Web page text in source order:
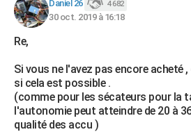
Daniel 26 4 682
30 oct. 2019 à 16:18
Re,
Si vous ne l'avez pas encore acheté
si cela est possible .
(comme pour les sécateurs pour la
l'autonomie peut atteindre de 20 à
qualité des accu )